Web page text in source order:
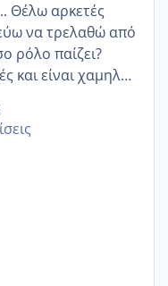
Θέλω αρκετές
ρόλο παίζει?
και είναι χαμηλή
ήδη μια
να τερματιστεί
προσπαθώ 7